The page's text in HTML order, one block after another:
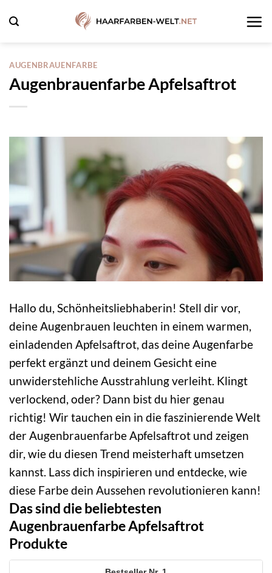
Inhalt
AUGENBRAUENFARBE
Augenbrauenfarbe Apfelsaftrot
Hallo du, Schönheitsliebhaberin! Stell dir vor,
deine Augenbrauen leuchten in einem warmen,
einladenden Apfelsaftrot, das deine Augenfarbe
perfekt ergänzt und deinem Gesicht eine
unwiderstehliche Ausstrahlung verleiht. Klingt
verlockend, oder? Dann bist du hier genau
richtig! Wir tauchen ein in die faszinierende Welt
der Augenbrauenfarbe Apfelsaftrot und zeigen
dir, wie du diesen Trend meisterhaft umsetzen
kannst. Lass dich inspirieren und entdecke, wie
diese Farbe dein Aussehen revolutionieren kann!
Das sind die beliebtesten
Augenbrauenfarbe Apfelsaftrot
Produkte